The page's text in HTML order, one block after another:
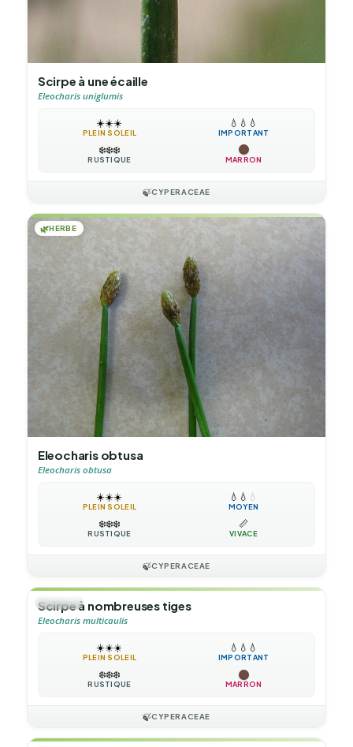
Scirpe à une écaille
Eleocharis uniglumis
☀️☀️☀️
PLEIN SOLEIL
💧 💧 💧
IMPORTANT
❄️❄️❄️
RUSTIQUE MARRON
🍃CYPERACEAE
🌿HERBE
Eleocharis obtusa
Eleocharis obtusa
☀️☀️☀️
PLEIN SOLEIL
💧 💧 💧
MOYEN
❄️❄️❄️
RUSTIQUE
📏
VIVACE
🍃CYPERACEAE
🌿HERBE
Scirpe à nombreuses tiges
Eleocharis multicaulis
☀️☀️☀️
PLEIN SOLEIL
💧 💧 💧
IMPORTANT
❄️❄️❄️
RUSTIQUE MARRON
🍃CYPERACEAE